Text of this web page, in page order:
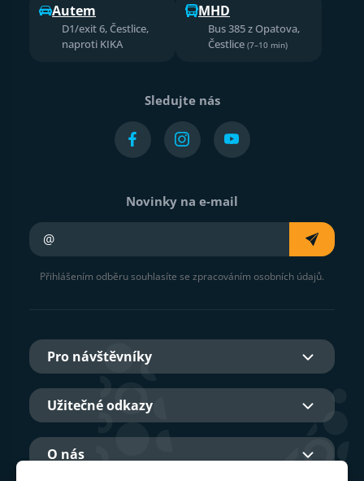
Autem
D1/exit 6, Čestlice,
naproti KIKA
MHD
Bus 385 z Opatova,
Čestlice (7–10 min)
Sledujte nás
Novinky na e-mail
Přihlášením odběru souhlasíte se zpracováním osobních údajů.
Pro návštěvníky
Užitečné odkazy
O nás